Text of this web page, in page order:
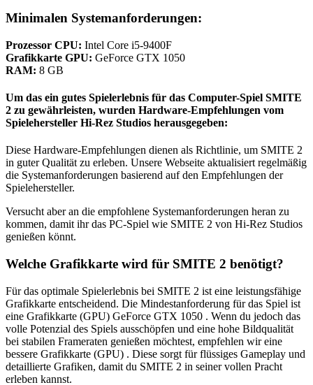
Minimalen Systemanforderungen:
Prozessor CPU: Intel Core i5-9400F
Grafikkarte GPU: GeForce GTX 1050
RAM: 8 GB
Um das ein gutes Spielerlebnis für das Computer-Spiel SMITE
2 zu gewährleisten, wurden Hardware-Empfehlungen vom
Spielehersteller Hi-Rez Studios herausgegeben:
Diese Hardware-Empfehlungen dienen als Richtlinie, um SMITE 2
in guter Qualität zu erleben. Unsere Webseite aktualisiert regelmäßig
die Systemanforderungen basierend auf den Empfehlungen der
Spielehersteller.
Versucht aber an die empfohlene Systemanforderungen heran zu
kommen, damit ihr das PC-Spiel wie SMITE 2 von Hi-Rez Studios
genießen könnt.
Welche Grafikkarte wird für SMITE 2 benötigt?
Für das optimale Spielerlebnis bei SMITE 2 ist eine leistungsfähige
Grafikkarte entscheidend. Die Mindestanforderung für das Spiel ist
eine Grafikkarte (GPU) GeForce GTX 1050 . Wenn du jedoch das
volle Potenzial des Spiels ausschöpfen und eine hohe Bildqualität
bei stabilen Frameraten genießen möchtest, empfehlen wir eine
bessere Grafikkarte (GPU) . Diese sorgt für flüssiges Gameplay und
detaillierte Grafiken, damit du SMITE 2 in seiner vollen Pracht
erleben kannst.